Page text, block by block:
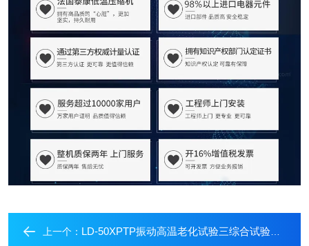
上一个： LD-50XPTP振动高温老化试验三综合试验箱振动试验机